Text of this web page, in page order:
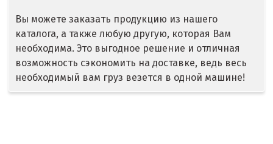
Тверь
Тобольск
Тольятти
Вы можете заказать продукцию из нашего
каталога, а также любую другую, которая Вам
необходима. Это выгодное решение и отличная
возможность сэкономить на доставке, ведь весь
необходимый вам груз везется в одной машине!